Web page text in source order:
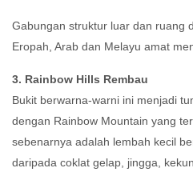
Gabungan struktur luar dan ruang
Eropah, Arab dan Melayu amat
3. Rainbow Hills Rembau
Bukit berwarna-warni ini menjadi
dengan Rainbow Mountain yang
sebenarnya adalah lembah kecil
daripada coklat gelap, jingga,